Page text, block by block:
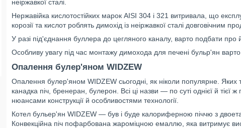
неіржавкої сталі.
Нержавійка кислотостійких марок AISI 304 і 321 витривала, що
корозії та кислот роблять димохід із неіржавкої сталі довговічним
У разі під'єднання буллера до цегляного каналу, варто подбати про
Особливу увагу під час монтажу димохода для печені бульр'ян
Опалення булер'яном WIDZEW
Опалення булер'яном WIDZEW сьогодні, як ніколи популярне.
канадка піч, бренеран, булерон. Всі ці назви — по суті однієї й тієї
нюансами конструкції й особливостями технології.
Котел бульер'ян WIDZEW — був і буде калориферною піччю з
Конвекційна піч пофарбована жароміцною емаллю, яка витримує